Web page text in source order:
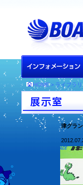
HOME> ライブラ
津グラ